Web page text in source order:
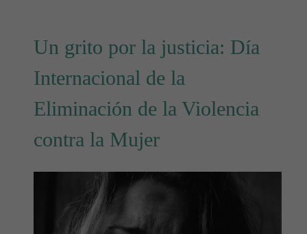
Un grito por la justicia: Día
Internacional de la
Eliminación de la Violencia
contra la Mujer